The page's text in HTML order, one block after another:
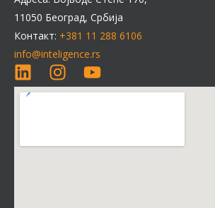
11050 Београд, Србија
Контакт: +381 11 288 6106
info@inteligence.rs